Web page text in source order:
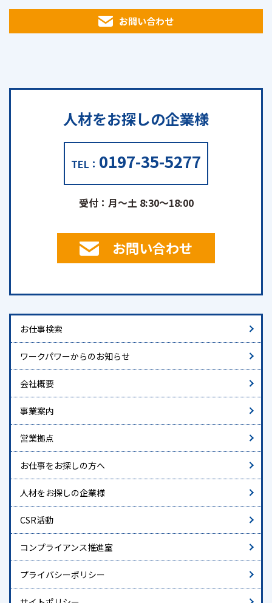
お問い合わせ
人材をお探しの企業様
TEL： 0197-35-5277
受付：月～土 8:30～18:00
お問い合わせ
お仕事検索
ワークパワーからのお知らせ
会社概要
事業案内
営業拠点
お仕事をお探しの方へ
人材をお探しの企業様
CSR活動
コンプライアンス推進室
プライバシーポリシー